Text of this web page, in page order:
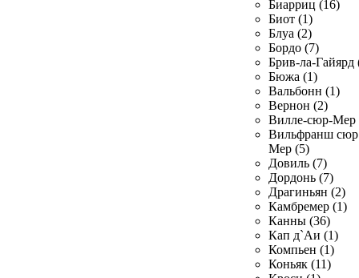
Биарриц (16)
Биот (1)
Блуа (2)
Бордо (7)
Брив-ла-Гайярд
Бюжа (1)
Вальбонн (1)
Вернон (2)
Вилле-сюр-Мер
Вильфранш сюр
Мер (5)
Довиль (7)
Дордонь (7)
Драгиньян (2)
Камбремер (1)
Канны (36)
Кап д`Аи (1)
Компьен (1)
Коньяк (11)